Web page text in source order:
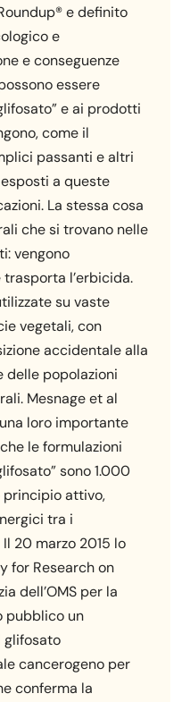
e definito
e
e conseguenze
essere
e ai prodotti
come il
passanti e altri
a queste
La stessa cosa
che si trovano nelle
vengono
l’erbicida.
su vaste
vegetali, con
accidentale alla
delle popolazioni
Mesnage et al
loro importante
le formulazioni
sono 1.000
principio attivo,
tra i
20 marzo 2015 lo
for Research on
dell’OMS per la
pubblico un
glifosato
cancerogeno per
conferma la